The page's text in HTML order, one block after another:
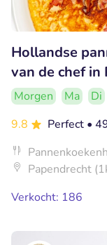
Hollandse
van de chef in
Morgen Ma Di
9.8
Perfect •
Papendrecht
Verkocht: 186